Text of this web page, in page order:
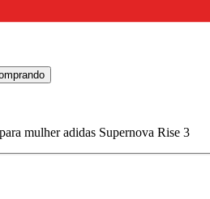
mulher adidas Supernova Rise 3